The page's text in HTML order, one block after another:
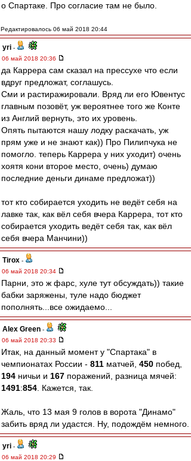
о Спартаке. Про согласие там не было.
Редактировалось 06 май 2018 20:44
yri -
06 май 2018 20:36
да Каррера сам сказал на прессухе что если
вдруг предложат, соглашусь.
Сми и растиражировали. Вряд ли его Ювентус
главным позовёт, уж вероятнее того же Конте
из Англий вернуть, это их уровень.
Опять пытаются нашу лодку раскачать, уж
прям уже и не знают как)) Про Пилипчука не
помогло. теперь Каррера у них уходит) очень
хоятя кони второе место, очень) думаю
последние деньги динаме предложат))
тот кто собирается уходить не ведёт себя на
лавке так, как вёл себя вчера Каррера, тот кто
собирается уходить ведёт себя так, как вёл
себя вчера Манчини))
Tirox -
06 май 2018 20:34
Парни, это ж фарс, хуле тут обсуждать)) такие
бабки заряжены, туле надо бюджет
пополнять...все ожидаемо...
Alex Green -
06 май 2018 20:33
Итак, на данный момент у "Спартака" в
чемпионатах России - 811 матчей, 450 побед,
194 ничьи и 167 поражений, разница мячей:
1491:854 . Кажется, так.
Жаль, что 13 мая 9 голов в ворота "Динамо"
забить вряд ли удастся. Ну, подождём немного.
yri -
06 май 2018 20:29